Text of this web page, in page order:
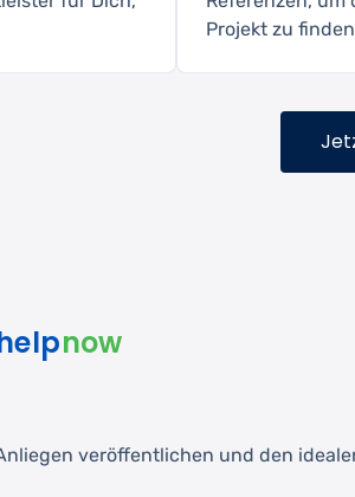
Projekt zu
now
veröffentlichen und den